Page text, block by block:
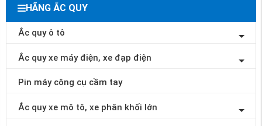
HÃNG ẮC QUY
Ắc quy ô tô
Ắc quy xe máy điện, xe đạp điện
Pin máy công cụ cầm tay
Ắc quy xe mô tô, xe phân khối lớn